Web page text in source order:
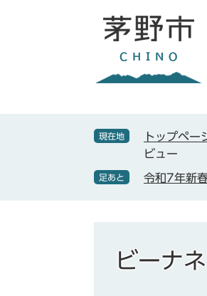
現在地 トップペー
ビュー
足あと 令和7年新
ビーナ